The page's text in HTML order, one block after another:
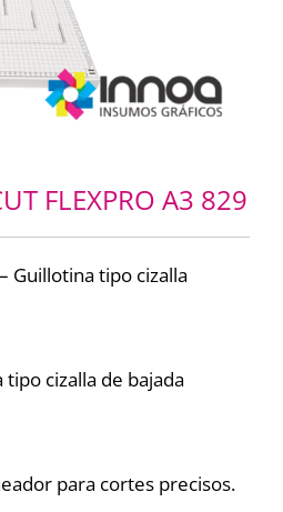
FLEXPRO A3 829
Guillotina tipo cizalla
cizalla de bajada
para cortes precisos.